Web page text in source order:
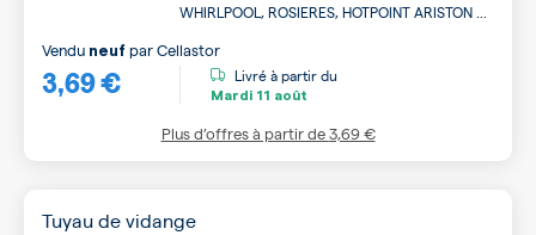
WHIRLPOOL, ROSIERES, HOTPOINT ARISTON ...
3,69 €
Vendu neuf parCellastor
Livré à partir du
Mardi 11 août
Plus d’offres à partir de3,69 €
Tuyau de vidange